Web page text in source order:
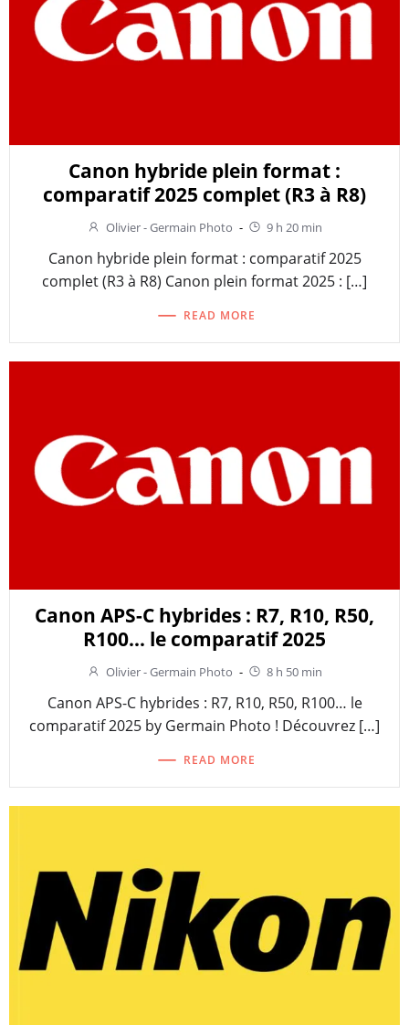
Canon hybride plein format :
comparatif 2025 complet (R3 à R8)
Olivier - Germain Photo - 9 h 20 min
Canon hybride plein format : comparatif 2025
complet (R3 à R8) Canon plein format 2025 : […]
READ MORE
Canon APS-C hybrides : R7, R10, R50,
R100… le comparatif 2025
Olivier - Germain Photo - 8 h 50 min
Canon APS-C hybrides : R7, R10, R50, R100… le
comparatif 2025 by Germain Photo ! Découvrez […]
READ MORE